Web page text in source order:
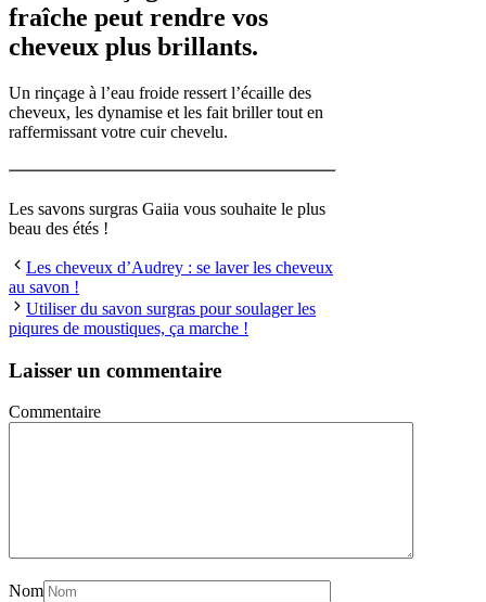
fraîche peut rendre vos
cheveux plus brillants.
Un rinçage à l’eau froide ressert l’écaille des
cheveux, les dynamise et les fait briller tout en
raffermissant votre cuir chevelu.
Les savons surgras Gaiia vous souhaite le plus
beau des étés !
Les cheveux d’Audrey : se laver les cheveux
au savon !
Utiliser du savon surgras pour soulager les
piqures de moustiques, ça marche !
Laisser un commentaire
Commentaire
Nom